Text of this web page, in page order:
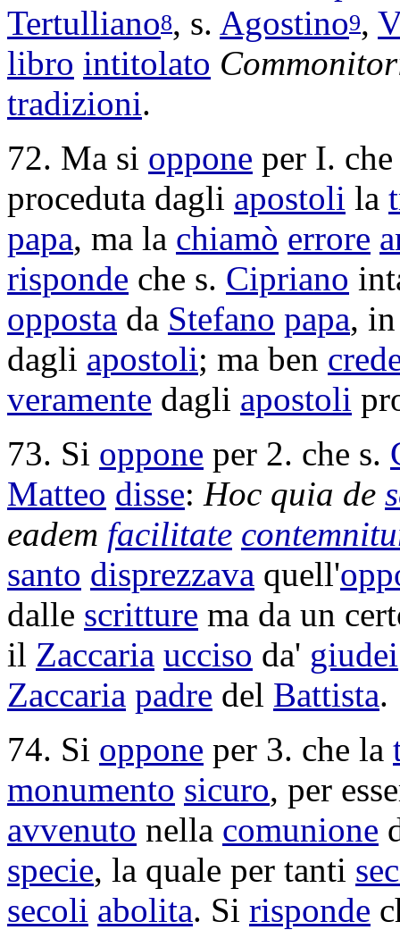
Tertulliano8, s. Agostino9,
libro intitolato
tradizioni.
72. Ma si oppone per I.
proceduta dagli apostoli la
papa, ma la chiamò errore
risponde che s. Cipriano
opposta da Stefano papa,
dagli apostoli; ma ben
veramente dagli apostoli
73. Si oppone per 2. che s.
Matteo disse: Hoc quia de
eadem facilitate
santo disprezzava quell'
dalle scritture ma da un
il Zaccaria ucciso da' giudei
Zaccaria padre del Battista.
74. Si oppone per 3. che la
monumento sicuro, per
avvenuto nella comunione
specie, la quale per tanti
secoli abolita. Si risponde